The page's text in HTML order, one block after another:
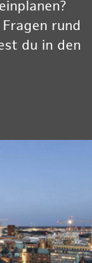
rund
du in den